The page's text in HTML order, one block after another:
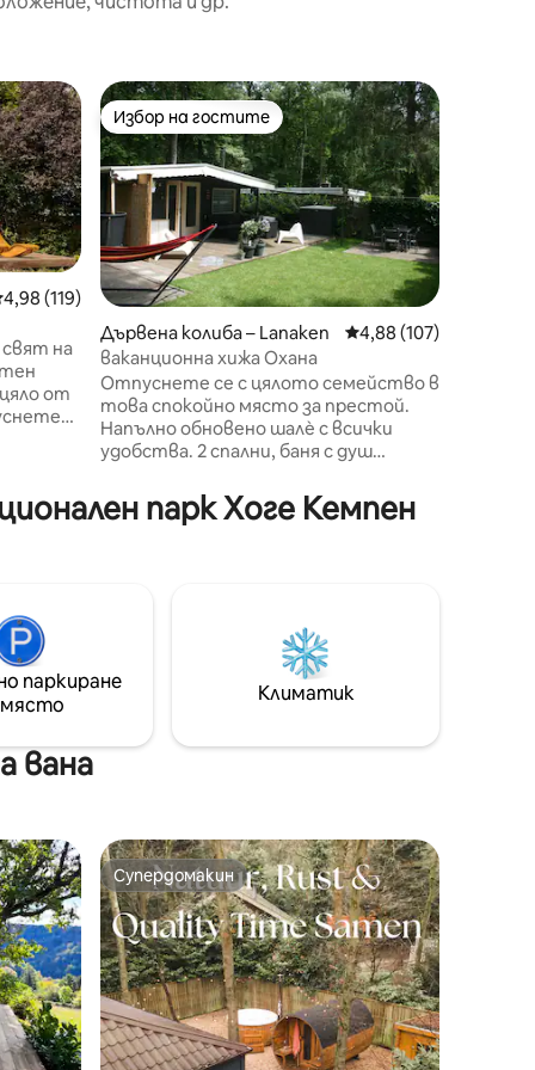
оценка: 4,98 от 5, 119 отзива
4,98 (119)
на
от
се
бъде
Избор на гостите
Избор на гостите
Дървена колиба – Lanaken Средна оценка: 4,88
4,88 (107)
ваканционна хижа Охана
Отпуснете се с цялото семейство в
това спокойно място за престой.
Напълно обновено шалѐ с всички
удобства. 2 спални, баня с душ
зона за отдих. Кухня, оборудвана с
вградена съдомиялна машина ,
дървени въглища... Паркингът е в
задната част на шалето. С
изключение на спално бельо и кърпи,
които се предлагат срещу
се Wi - Fi.
парк Хоге Кемпен
паркиране
място
Климатик
вана
Супердомакин
Супердомакин